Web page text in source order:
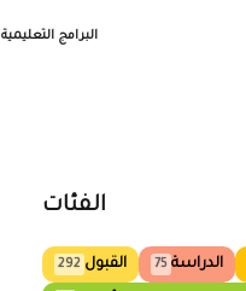
البرامج التعليمية
الفئات
القبول 292 الدراسة 75